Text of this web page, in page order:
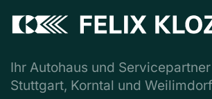
Ihr Autohaus und
Stuttgart, Korntal und Weilimdorf